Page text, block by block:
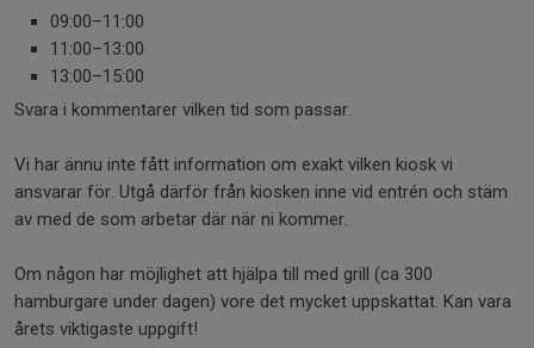
09:00–11:00
11:00–13:00
13:00–15:00
Svara i kommentarer vilken tid som passar.
Vi har ännu inte fått information om exakt vilken kiosk vi
ansvarar för. Utgå därför från kiosken inne vid entrén och stäm
av med de som arbetar där när ni kommer.
Om någon har möjlighet att hjälpa till med grill (ca 300
hamburgare under dagen) vore det mycket uppskattat. Kan vara
årets viktigaste uppgift!